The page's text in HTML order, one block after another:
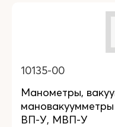
10135-00
Манометры,
ВП-У, МВП-У